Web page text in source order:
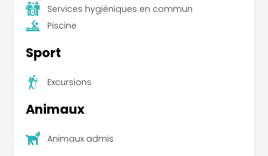
Services hygiéniques en commun
Piscine
Sport
Excursions
Animaux
Animaux admis